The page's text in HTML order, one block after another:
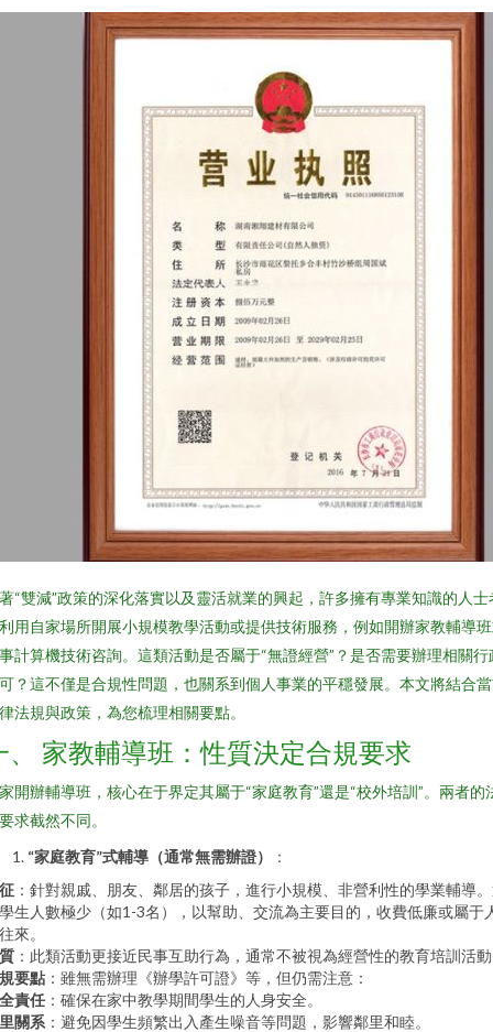
“雙減”政策的深化落實以及靈活就業的興起，許多擁有專業知識的人士
用自家場所開展小規模教學活動或提供技術服務，例如開辦家教輔導
計算機技術咨詢。這類活動是否屬于“無證經營”？是否需要辦理相關行
？這不僅是合規性問題，也關系到個人事業的平穩發展。本文將結合
法規與政策，為您梳理相關要點。
、 家教輔導班：性質決定合規要求
開辦輔導班，核心在于界定其屬于“家庭教育”還是“校外培訓”。兩者的
求截然不同。
“家庭教育”式輔導（通常無需辦證）
：
：針對親戚、朋友、鄰居的孩子，進行小規模、非營利性的學業輔導
生人數極少（如1-3名），以幫助、交流為主要目的，收費低廉或屬于
來。
：此類活動更接近民事互助行為，通常不被視為經營性的教育培訓活
要點 ：雖無需辦理《辦學許可證》等，但仍需注意：
責任 ：確保在家中教學期間學生的人身安全。
關系 ：避免因學生頻繁出入產生噪音等問題，影響鄰里和睦。